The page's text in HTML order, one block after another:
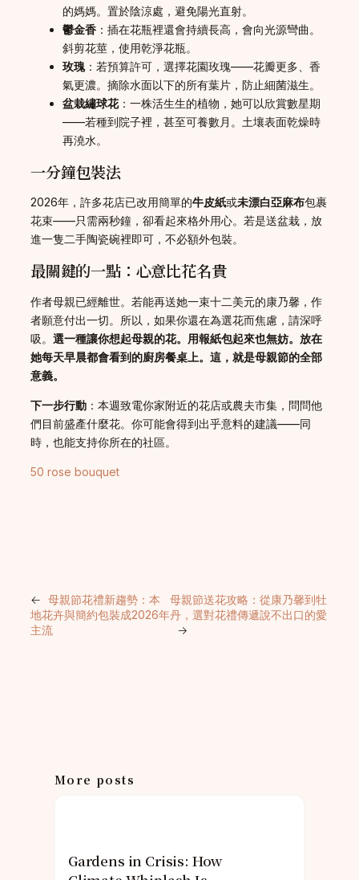
的媽媽。置於陰涼處，避免陽光直射。
鬱金香 ：插在花瓶裡還會持續長高，會向光源彎曲。
斜剪花莖，使用乾淨花瓶。
玫瑰：若預算許可，選擇花園玫瑰——花瓣更多、香
氣更濃。摘除水面以下的所有葉片，防止細菌滋生。
盆栽繡球花：一株活生生的植物，她可以欣賞數星期
——若種到院子裡，甚至可養數月。土壤表面乾燥時
再澆水。
一分鐘包裝法
2026年，許多花店已改用簡單的牛皮紙或未漂白亞麻布包裹
花束——只需兩秒鐘，卻看起來格外用心。若是送盆栽，放
進一隻二手陶瓷碗裡即可，不必額外包裝。
最關鍵的一點：心意比花名貴
作者母親已經離世。若能再送她一束十二美元的康乃馨，作
者願意付出一切。所以，如果你還在為選花而焦慮，請深呼
吸。 選一種讓你想起母親的花。用報紙包起來也無妨。放在
她每天早晨都會看到的廚房餐桌上。這，就是母親節的全部
意義。
下一步行動 ：本週致電你家附近的花店或農夫市集，問問他
們目前盛產什麼花。你可能會得到出乎意料的建議——同
時，也能支持你所在的社區。
50 rose bouquet
← 母親節花禮新趨勢：本
地花卉與簡約包裝成2026年
主流
母親節送花攻略：從康乃馨到牡
丹，選對花禮傳遞說不出口的愛
→
More posts
Gardens in Crisis: How